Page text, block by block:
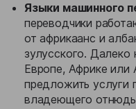
Языки машинного
переводчики
от африкаанс и
зулусского. Далеко
Европе, Африке или
предложить услуги
владеющего